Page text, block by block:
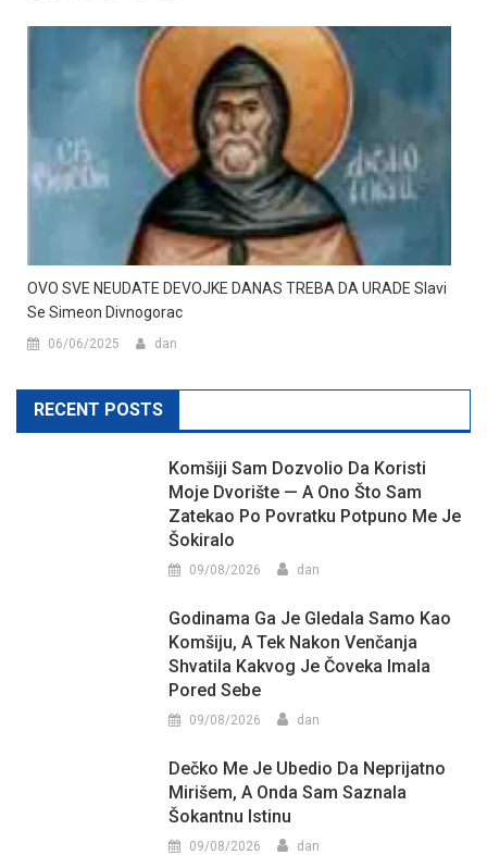
OVO SVE NEUDATE DEVOJKE DANAS TREBA DA URADE Slavi
Se Simeon Divnogorac
06/06/2025 dan
RECENT POSTS
Komšiji Sam Dozvolio Da Koristi
Moje Dvorište — A Ono Što Sam
Zatekao Po Povratku Potpuno Me Je
Šokiralo
09/08/2026 dan
Godinama Ga Je Gledala Samo Kao
Komšiju, A Tek Nakon Venčanja
Shvatila Kakvog Je Čoveka Imala
Pored Sebe
09/08/2026 dan
Dečko Me Je Ubedio Da Neprijatno
Mirišem, A Onda Sam Saznala
Šokantnu Istinu
09/08/2026 dan